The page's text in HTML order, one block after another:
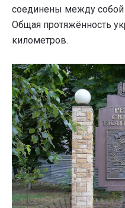
соединены между
Общая протяжённость
километров.